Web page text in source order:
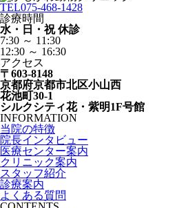
TEL075-468-1428
診療時間
水・日・祝 休診
7:30 ～ 11:30
12:30 ～ 16:30
アクセス
〒603-8148
京都府京都市北区小山西
花池町30-1
シルクシティ花・紫明1F号館
INFORMATION
当院の特徴
院長インタビュー
医療センター案内
クリニック案内
スタッフ紹介
診療案内
よくある質問